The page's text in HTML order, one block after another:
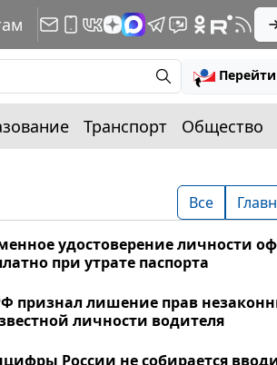
Транспорт Общество
Все
удостоверение личности
при утрате паспорта
признал лишение прав
личности водителя
России не собирается